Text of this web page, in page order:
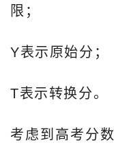
限；
Y表示原始分；
T表示转换分。
考虑到高考分